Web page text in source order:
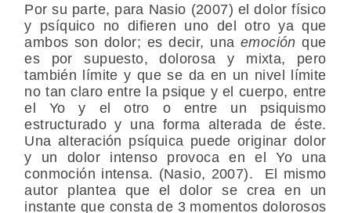
Por su parte, para Nasio (2007) el dolor físico
y psíquico no difieren uno del otro ya que
ambos son dolor; es decir, unaemoción que
es por supuesto, dolorosa y mixta, pero
también límite y que se da en un nivel límite
no tan claro entre la psique y el cuerpo, entre
el Yo y el otro o entre un psiquismo
estructurado y una forma alterada de éste.
Una alteración psíquica puede originar dolor
y un dolor intenso provoca en el Yo una
conmoción intensa. (Nasio, 2007). El mismo
autor plantea que el dolor se crea en un
instante que consta de 3 momentos dolorosos